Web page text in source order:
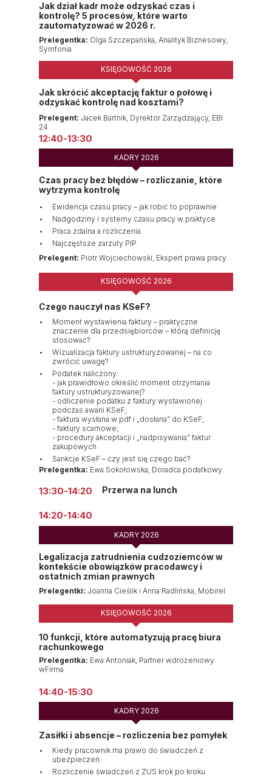
Prelegent: Jacek Bartnik, Dyrektor Zarządzający, EBI
24
Prelegentka: Olga Szczepańska, Analityk Biznesowy,
Symfonia
Jak skrócić akceptację faktur o połowę i
odzyskać kontrolę nad kosztami?
Jak dział kadr może odzyskać czas i
kontrolę? 5 procesów, które warto
zautomatyzować w 2026 r.
KSIĘGOWOŚĆ 2026
Czas pracy bez błędów – rozliczanie, które
wytrzyma kontrolę
Ewidencja czasu pracy – jak robić to poprawnie
Nadgodziny i systemy czasu pracy w praktyce
Praca zdalna a rozliczenia
Najczęstsze zarzuty PIP
12:40-13:30
Czego nauczył nas KSeF?
Moment wystawienia faktury – praktyczne
znaczenie dla przedsiębiorców – którą definicję
stosować?
Wizualizacja faktury ustrukturyzowanej – na co
zwrócić uwagę?
Podatek naliczony:
- jak prawidłowo określić moment otrzymania
faktury ustrukturyzowanej?
- odliczenie podatku z faktury wystawionej
podczas awarii KSeF;
- faktura wysłana w pdf i „dosłana” do KSeF;
- faktury scamowe;
- procedury akceptacji i „nadpisywania” faktur
zakupowych
Sankcje KSeF – czy jest się czego bać?
Prelegent: Piotr Wojciechowski, Ekspert prawa pracy
Prelegentka: Ewa Sokołowska, Doradca podatkowy
KADRY 2026
KSIĘGOWOŚĆ 2026
Przerwa na lunch
13:30-14:20
KADRY 2026
KSIĘGOWOŚĆ 2026
Prelegentka: Ewa Antoniak, Partner wdrożeniowy
wFirma
14:20-14:40
10 funkcji, które automatyzują pracę biura
rachunkowego
Prelegentki: Joanna Cieślik i Anna Radlińska, Mobirel
Legalizacja zatrudnienia cudzoziemców w
kontekście obowiązków pracodawcy i
ostatnich zmian prawnych
KADRY 2026
14:40-15:30
Kiedy pracownik ma prawo do świadczeń z
ubezpieczeń
Rozliczenie świadczeń z ZUS krok po kroku
Zasiłki i absencje – rozliczenia bez pomyłek